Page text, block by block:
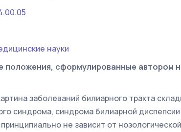
науки
положения, сформулированные автором
заболеваний билиарного тракта
синдрома, синдрома билиарной
не зависит от